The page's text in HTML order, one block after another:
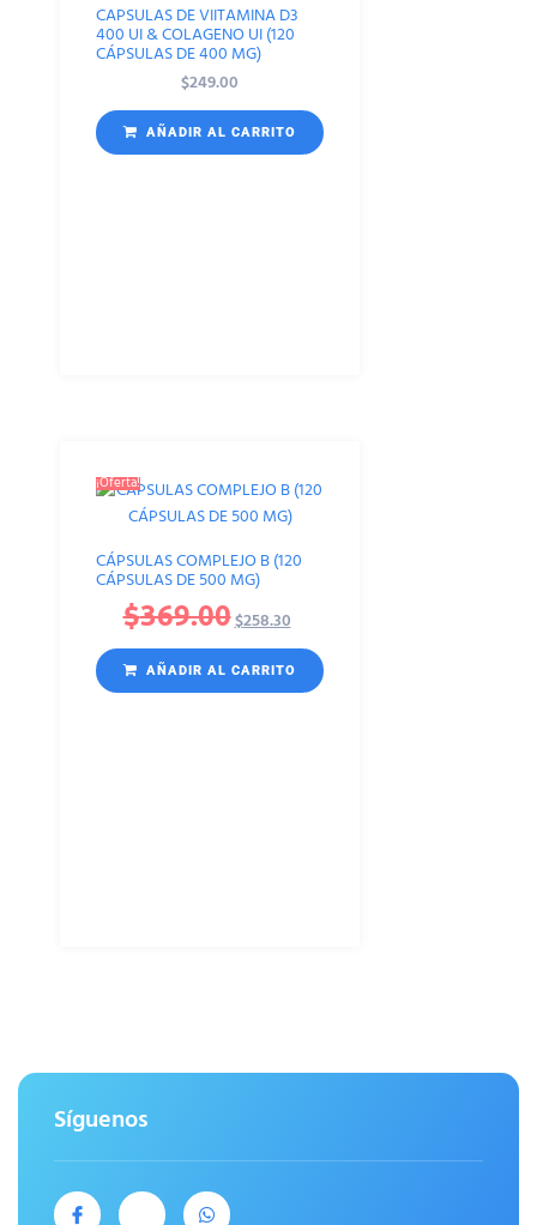
CAPSULAS DE VIITAMINA D3
400 UI & COLAGENO UI (120
CÁPSULAS DE 400 MG)
$249.00
AÑADIR AL CARRITO
¡Oferta!
CÁPSULAS COMPLEJO B (120
CÁPSULAS DE 500 MG)
$369.00$258.30
AÑADIR AL CARRITO
Síguenos